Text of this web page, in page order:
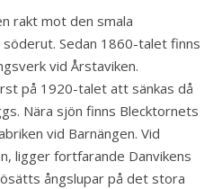
rakt mot den smala
Sedan 1860-talet finns
vid Årstaviken.
på 1920-talet att sänkas då
Nära sjön finns Blecktornets
vid Barnängen. Vid
ligger fortfarande Danvikens
ångslupar på det stora